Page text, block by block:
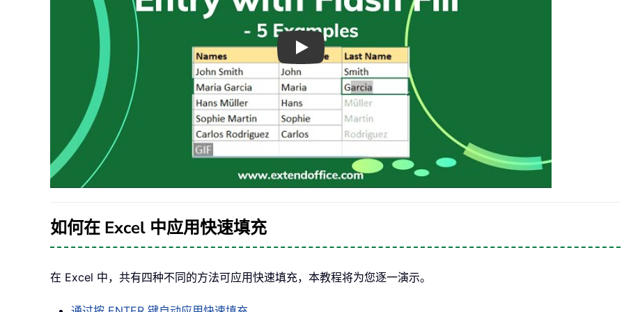
Play
如何在 Excel 中应用快速填充
在 Excel 中，共有四种不同的方法可应用快速填充，本教程将为您逐一演示。